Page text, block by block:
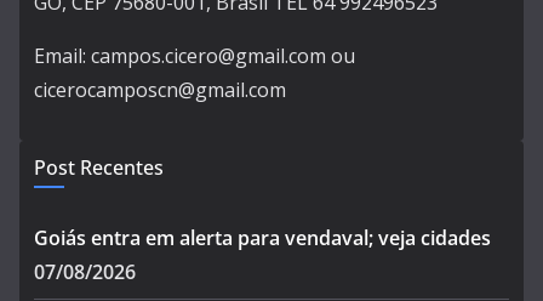
Email: campos.cicero@gmail.com ou
cicerocamposcn@gmail.com
Post Recentes
Goiás entra em alerta para vendaval; veja cidades
07/08/2026